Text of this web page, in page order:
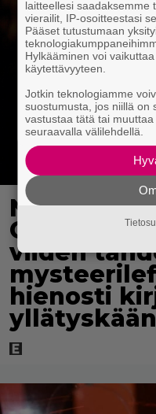
Nyt
viiden
hienosti
laitteellesi saadaksemme
vierailit, IP-osoitteestasi
Pääset tutustumaan
Hylkääminen voi
käytettävyyteen.
Jotkin teknologiamme
suostumusta, jos niillä on
vastustaa tätä tai
seuraavalla välilehdellä.